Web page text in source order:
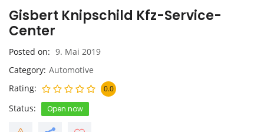
Gisbert Knipschild Kfz-Service-
Center
Posted on
9. Mai 2019
Category Automotive
Rating
0.0
Status Open now